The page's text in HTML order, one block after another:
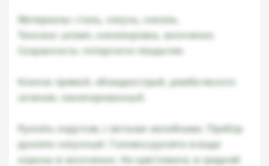
Материалы: сталь, латунь, никель.
Техника: штамп, никелировка, золочение.
Сохранность: потертости покрытия.
Клинок прямой, обоюдоострый, ромбического
сечения, никелированный.
Рукоять округлая, с витыми желобками. Прибор
рукояти латунный. Головка рукояти в виде
короны в золочении. На крестовине, в средней